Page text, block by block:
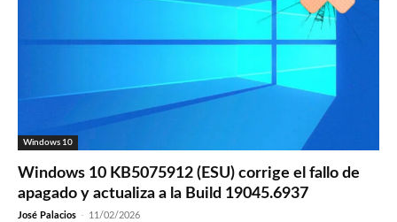
Windows 10
Windows 10 KB5075912 (ESU) corrige el fallo de
apagado y actualiza a la Build 19045.6937
José Palacios - 11/02/2026